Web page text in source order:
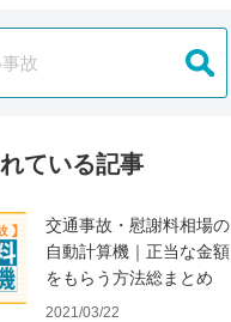
ている記事
交通事故・慰謝料相場の
自動計算機｜正当な金額
をもらう方法総まとめ
2021/03/22